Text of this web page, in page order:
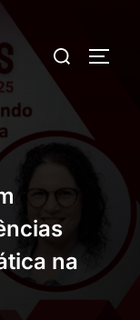
Pesquisar
por:
na